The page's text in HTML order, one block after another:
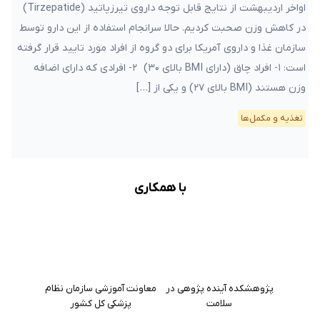
اواخر اردیبهشت از نتایج قابل توجه داروی تیرزپاتید (Tirzepatide)
در کاهش وزن صحبت کردیم. حالا سرانجام استفاده از این دارو توسط
سازمان غذا و داروی آمریکا برای دو گروه از افراد مورد تایید قرار گرفته
است: ۱- افراد چاق (دارای BMI بالای ۳۰) ۲- افرادی که دارای اضافه
وزن هستند (BMI بالای ۲۷) و یکی از […]
تغذیه و مکمل‌ها
با همکاری
پژوهشکده آینده پژوهی در
سلامت
معاونت آموزشی سازمان نظام
پزشکی کل کشور